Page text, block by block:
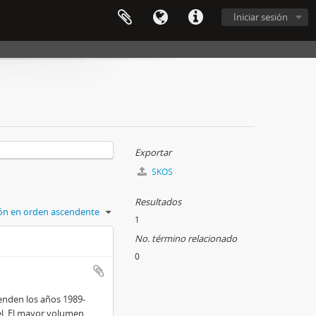
Iniciar sesión
en orden ascendente
los años 1989-
El mayor volumen
Exportar
SKOS
Resultados
1
No. término relacionado
0